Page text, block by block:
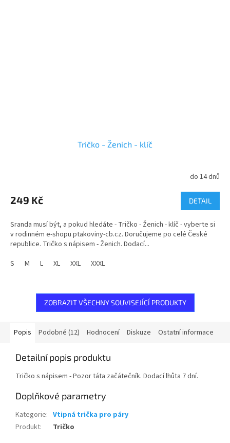
Tričko - Ženich - klíč
do 14 dnů
249 Kč DETAIL
Sranda musí být, a pokud hledáte - Tričko - Ženich - klíč - vyberte si
v rodinném e-shopu ptakoviny-cb.cz. Doručujeme po celé České
republice. Tričko s nápisem - Ženich. Dodací...
S
M L XL XXL XXXL
ZOBRAZIT VŠECHNY SOUVISEJÍCÍ PRODUKTY
Popis Podobné (12) Hodnocení Diskuze Ostatní informace
Detailní popis produktu
Tričko s nápisem - Pozor táta začátečník. Dodací lhůta 7 dní.
Doplňkové parametry
Kategorie: Vtipná trička pro páry
Produkt: Tričko